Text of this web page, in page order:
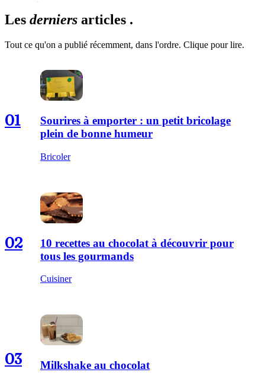
Les derniers articles .
Tout ce qu'on a publié récemment, dans l'ordre. Clique pour lire.
01
Sourires à emporter : un petit bricolage
plein de bonne humeur
Bricoler
02
10 recettes au chocolat à découvrir pour
tous les gourmands
Cuisiner
03 Milkshake au chocolat